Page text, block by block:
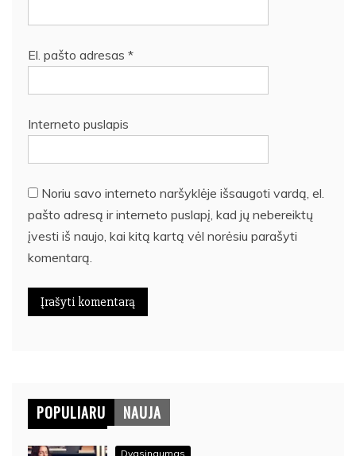
El. pašto adresas *
Interneto puslapis
Noriu savo interneto naršyklėje išsaugoti vardą, el.
pašto adresą ir interneto puslapį, kad jų nebereiktų
įvesti iš naujo, kai kitą kartą vėl norėsiu parašyti
komentarą.
POPULIARU NAUJA
Dvasingumas